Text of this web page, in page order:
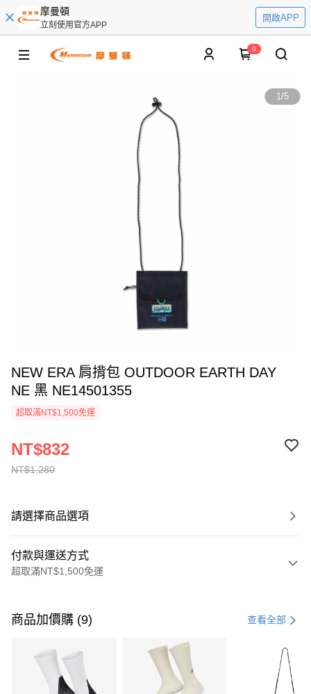
摩曼頓
立刻使用官方APP
開啟APP
0
1/5
NEW ERA 肩揹包 OUTDOOR EARTH DAY
NE 黑 NE14501355
超取滿NT$1,500免運
NT$1,280
NT$832
請選擇商品選項
付款與運送方式
超取滿NT$1,500免運
信用卡一次付款
3 期 0 利率 每期 21家銀行
合作金庫商業銀行
第一商業銀行
商品加價購 (9) 查看全部